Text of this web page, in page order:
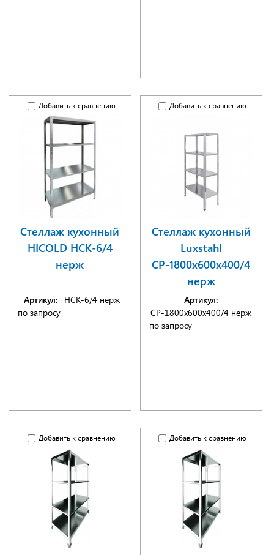
Добавить к сравнению
Стеллаж кухонный
HICOLD НСК-6/4
нерж
Артикул:
НСК-6/4 нерж
по запросу
Добавить к сравнению
Стеллаж кухонный
Luxstahl
СР-1800х600х400/4
нерж
Артикул:
СР-1800х600х400/4 нерж
по запросу
Добавить к сравнению Добавить к сравнению